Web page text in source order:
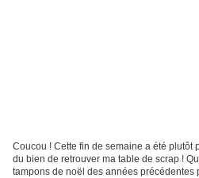
Coucou ! Cette fin de semaine a été plutôt
du bien de retrouver ma table de scrap !
tampons de noël des années précédentes